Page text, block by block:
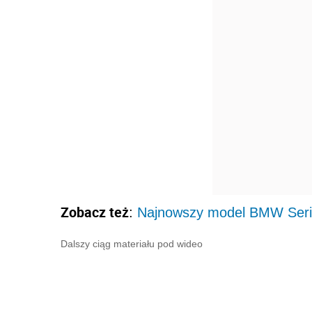
Zobacz też: Najnowszy model BMW
Dalszy ciąg materiału pod wideo